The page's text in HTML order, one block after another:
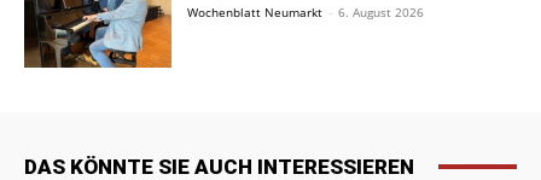
Wochenblatt Neumarkt - 6. August 2026
DAS KÖNNTE SIE AUCH INTERESSIEREN